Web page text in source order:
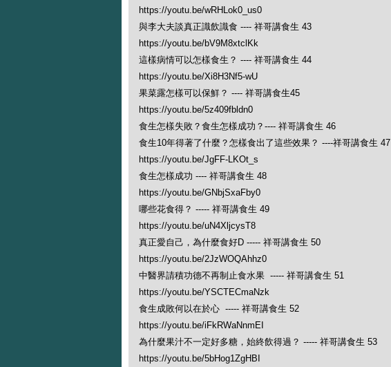
https://youtu.be/wRHLok0_us0
與李大夫談真正識飲識食 ---- 祥哥講食生 43
https://youtu.be/bV9M8xtclKk
這樣病情可以怎樣食生？ ---- 祥哥講食生 44
https://youtu.be/Xi8H3Nf5-wU
果菜露怎樣可以保鮮？ ---- 祥哥講食生45
https://youtu.be/5z409fbldn0
食生怎樣失敗？食生怎樣成功？---- 祥哥講食生 46
食生10年得著了什麼？怎樣食出了這些效果？ ----祥哥講食生 47
https://youtu.be/JgFF-LKOt_s
食生怎樣成功 ---- 祥哥講食生 48
https://youtu.be/GNbjSxaFby0
哪些花食得？ ----- 祥哥講食生 49
https://youtu.be/uN4XljcysT8
真正愛自己，為什麼食好D ----- 祥哥講食生 50
https://youtu.be/2JzWOQAhhz0
中醫界請積功德不再制止食水果 ----- 祥哥講食生 51
https://youtu.be/YSCTECmaNzk
食生成敗何以在於心 ----- 祥哥講食生 52
https://youtu.be/iFkRWaNnmEI
為什麼果汁不一定好多糖，始終飲得過？ ----- 祥哥講食生 53
https://youtu.be/5bHog1ZgHBI